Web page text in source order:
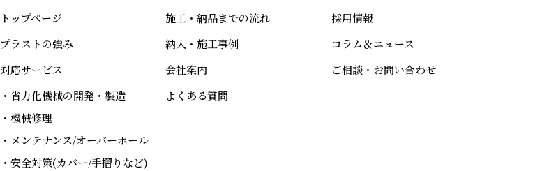
トップページ
プラストの強み
対応サービス
・省力化機械の開発・製造
・機械修理
・メンテナンス/オーバーホール
・安全対策(カバー/手摺りなど)
施工・納品までの流れ
納入・施工事例
会社案内
よくある質問
採用情報
コラム＆ニュース
ご相談・お問い合わせ